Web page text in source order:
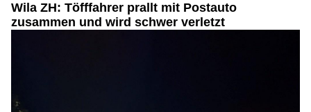
Wila ZH: Töfffahrer prallt mit Postauto
zusammen und wird schwer verletzt